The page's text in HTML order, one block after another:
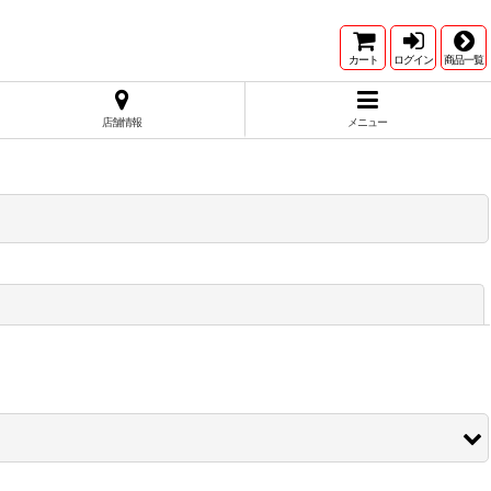
カート ログイン 商品一覧
店舗情報 メニュー